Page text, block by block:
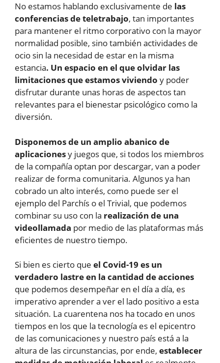
No estamos hablando exclusivamente de las
conferencias de teletrabajo, tan importantes
para mantener el ritmo corporativo con la mayor
normalidad posible, sino también actividades de
ocio sin la necesidad de estar en la misma
estancia. Un espacio en el que olvidar las
limitaciones que estamos viviendo y poder
disfrutar durante unas horas de aspectos tan
relevantes para el bienestar psicológico como la
diversión.
Disponemos de un amplio abanico de
aplicacionesy juegos que, si todos los miembros
de la compañía optan por descargar, van a poder
realizar de forma comunitaria. Algunos ya han
cobrado un alto interés, como puede ser el
ejemplo del Parchís o el Trivial, que podemos
combinar su uso con la realización de una
videollamada por medio de las plataformas más
eficientes de nuestro tiempo.
Si bien es cierto que el Covid-19 es un
verdadero lastre en la cantidad de acciones
que podemos desempeñar en el día a día, es
imperativo aprender a ver el lado positivo a esta
situación. La cuarentena nos ha tocado en unos
tiempos en los que la tecnología es el epicentro
de las comunicaciones y nuestro país está a la
altura de las circunstancias, por ende, establecer